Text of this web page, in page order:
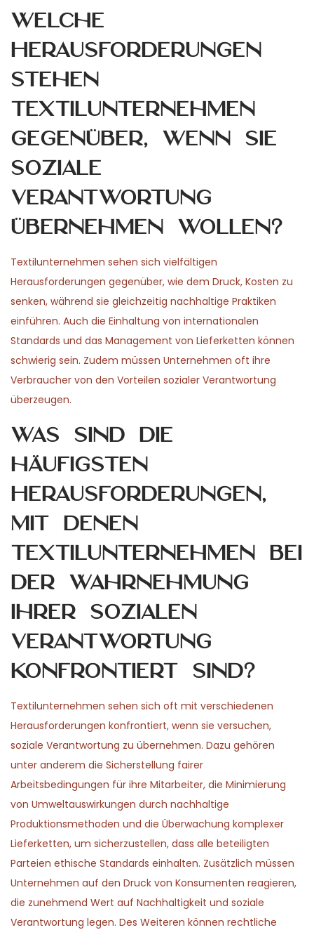
Welche
Herausforderungen
stehen
Textilunternehmen
gegenüber, wenn sie
soziale
Verantwortung
übernehmen wollen?
Textilunternehmen sehen sich vielfältigen
Herausforderungen gegenüber, wie dem Druck, Kosten zu
senken, während sie gleichzeitig nachhaltige Praktiken
einführen. Auch die Einhaltung von internationalen
Standards und das Management von Lieferketten können
schwierig sein. Zudem müssen Unternehmen oft ihre
Verbraucher von den Vorteilen sozialer Verantwortung
überzeugen.
Was sind die
häufigsten
Herausforderungen,
mit denen
Textilunternehmen bei
der Wahrnehmung
ihrer sozialen
Verantwortung
konfrontiert sind?
Textilunternehmen sehen sich oft mit verschiedenen
Herausforderungen konfrontiert, wenn sie versuchen,
soziale Verantwortung zu übernehmen. Dazu gehören
unter anderem die Sicherstellung fairer
Arbeitsbedingungen für ihre Mitarbeiter, die Minimierung
von Umweltauswirkungen durch nachhaltige
Produktionsmethoden und die Überwachung komplexer
Lieferketten, um sicherzustellen, dass alle beteiligten
Parteien ethische Standards einhalten. Zusätzlich müssen
Unternehmen auf den Druck von Konsumenten reagieren,
die zunehmend Wert auf Nachhaltigkeit und soziale
Verantwortung legen. Des Weiteren können rechtliche